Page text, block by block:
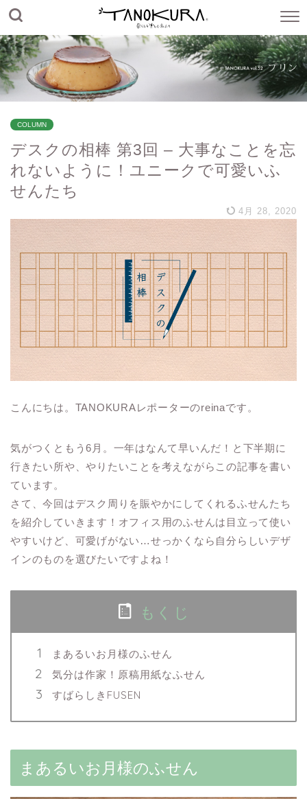
COLUMN
デスクの相棒 第3回 – 大事なことを忘
れないように！ユニークで可愛いふ
せんたち
4月 28, 2020
こんにちは。TANOKURAレポーターのreinaです。
気がつくともう6月。一年はなんて早いんだ！と下半期に
行きたい所や、やりたいことを考えながらこの記事を書い
ています。
さて、今回はデスク周りを賑やかにしてくれるふせんたち
を紹介していきます！オフィス用のふせんは目立って使い
やすいけど、可愛げがない…せっかくなら自分らしいデザ
インのものを選びたいですよね！
もくじ
まあるいお月様のふせん
気分は作家！原稿用紙なふせん
すばらしきFUSEN
まあるいお月様のふせん